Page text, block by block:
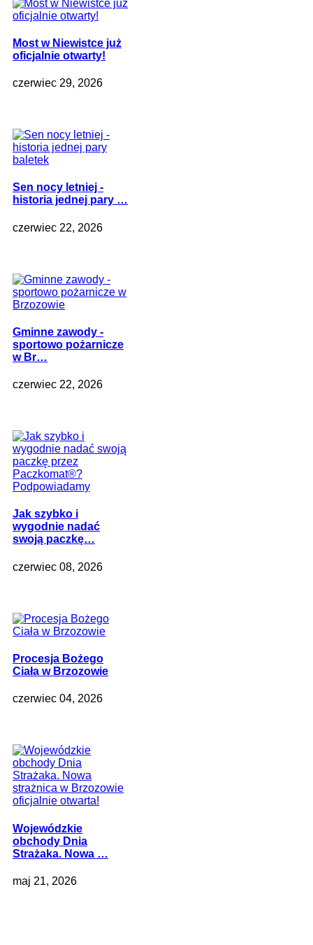
Most w Niewistce już
oficjalnie otwarty!
czerwiec 29, 2026
Sen nocy letniej -
historia jednej pary …
czerwiec 22, 2026
Gminne zawody -
sportowo pożarnicze
w Br…
czerwiec 22, 2026
Jak szybko i
wygodnie nadać
swoją paczkę…
czerwiec 08, 2026
Procesja Bożego
Ciała w Brzozowie
czerwiec 04, 2026
Wojewódzkie
obchody Dnia
Strażaka. Nowa …
maj 21, 2026